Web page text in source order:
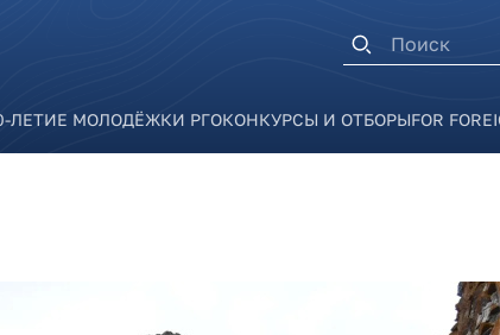
Форма
ЛЕТИЕ МОЛОДЁЖКИ РГОКОНКУРСЫ И ОТБОРЫFOR